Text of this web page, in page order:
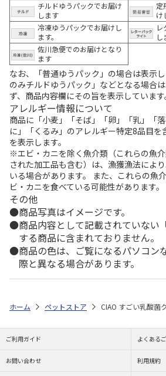
チルドゆうパックでお届け
します
定
け
冷凍ゆうパックでお届けし
ます。
し
佐川急便でのお届けとなり
ます
なお、「普通ゆうパック」の場合は表示
のみチルドゆうパック」などとなる場合
ず、商品内容欄にその旨を表示しています
アレルギー情報について
商品に「小麦」「そば」「卵」「乳」「
に」「くるみ」のアレルギー特定8品目を
を表示します。
※エビ・カニを除く魚介類（これらの魚
された加工品も含む）は、漁獲漁法によ
いる場合があります。 また、これらの魚
ビ・カニを食べている可能性があります。
その他
商品写真はイメージです。
商品内容として記載されていない
する商品に含まれておりません。
商品の色は、ご覧になるパソコン
際と異なる場合があります。
ホーム ペットストア CIAO すごい乳酸
ご利用ガイド よくある
お問い合わせ 利用規約